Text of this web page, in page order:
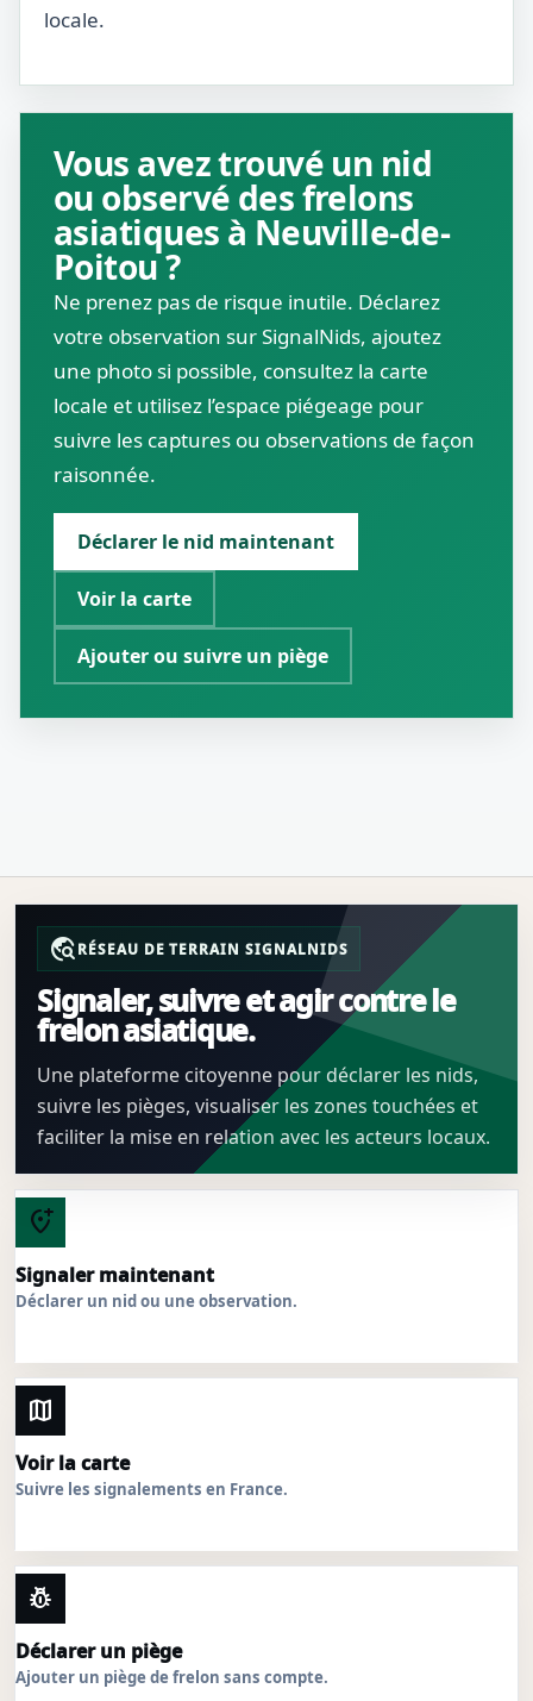
locale.
Vous avez trouvé un nid
ou observé des frelons
asiatiques à Neuville-de-
Poitou ?
Ne prenez pas de risque inutile. Déclarez
votre observation sur SignalNids, ajoutez
une photo si possible, consultez la carte
locale et utilisez l’espace piégeage pour
suivre les captures ou observations de façon
raisonnée.
Déclarer le nid maintenant
Voir la carte
Ajouter ou suivre un piège
travel_exploreRÉSEAU DE TERRAIN SIGNALNIDS
Signaler, suivre et agir contre le
frelon asiatique.
Une plateforme citoyenne pour déclarer les nids,
suivre les pièges, visualiser les zones touchées et
faciliter la mise en relation avec les acteurs locaux.
add_location_alt
Signaler maintenant
Déclarer un nid ou une observation.
map
Voir la carte
Suivre les signalements en France.
pest_control
Déclarer un piège
Ajouter un piège de frelon sans compte.